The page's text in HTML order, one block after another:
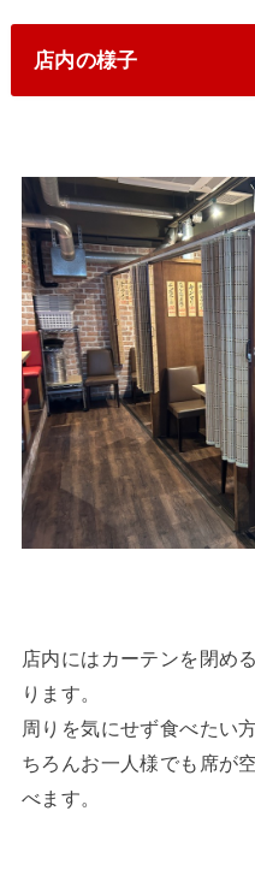
店内の様子
店内にはカーテンを閉め
ります。
周りを気にせず食べたい
ちろんお一人様でも席が
べます。